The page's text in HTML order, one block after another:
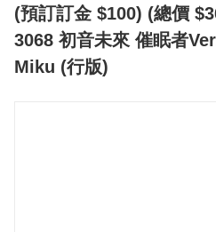
(預訂訂金 $100) (總價
3068 初音未來 催眠者
Miku (行版)